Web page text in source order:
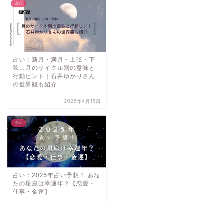
占い
占い：新月・満月・上弦・下
弦…月のサイクル別の意味と
行動ヒント｜石井ゆかりさん
の世界観も紹介
2025年4月15日
占い
占い：2025年占い予想！ あな
たの星座は幸運年？【恋愛・
仕事・金運】